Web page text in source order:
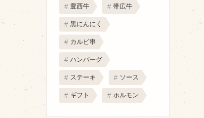
豊西牛 帯広牛
黒にんにく
カルビ串
ハンバーグ
ステーキ ソース
ギフト ホルモン
飲食店
その他
マップから探す